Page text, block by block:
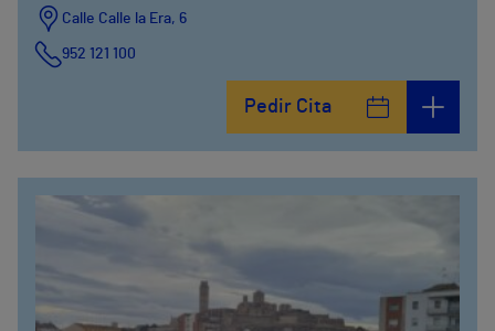
Calle Calle la Era, 6
952 121 100
Pedir Cita